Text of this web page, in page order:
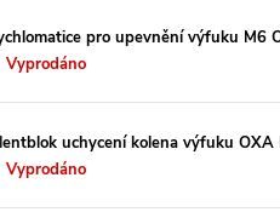
pro upevnění výfuku M6
Vyprodáno
uchycení kolena výfuku OXA
Vyprodáno